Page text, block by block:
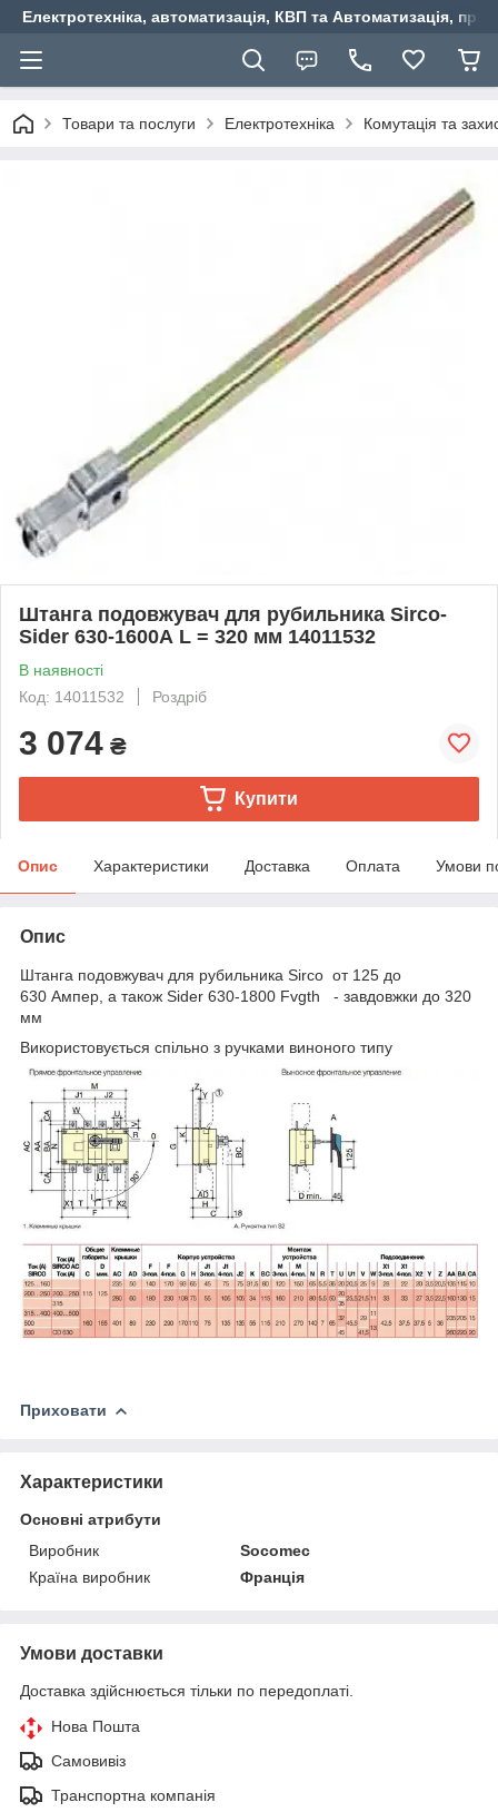
Електротехніка, автоматизація, КВП та Автоматизація,
Товари та послуги Електротехніка Комутація та
Штанга подовжувач для рубильника Sirco-
Sider 630-1600А L = 320 мм 14011532
В наявності
Код: 14011532
Роздріб
3 074 ₴
Купити
Опис Характеристики Доставка Оплата Умови
Опис
Штанга подовжувач для рубильника Sirco от 125 до
630 Ампер, а також Sider 630-1800 Fvgth - завдовжки до 320
мм
Використовується спільно з ручками виноного типу
Приховати
Характеристики
Основні атрибути
Виробник
Socomec
Країна виробник
Франція
Умови доставки
Доставка здійснюється тільки по передоплаті.
Нова Пошта
Самовивіз
Транспортна компанія